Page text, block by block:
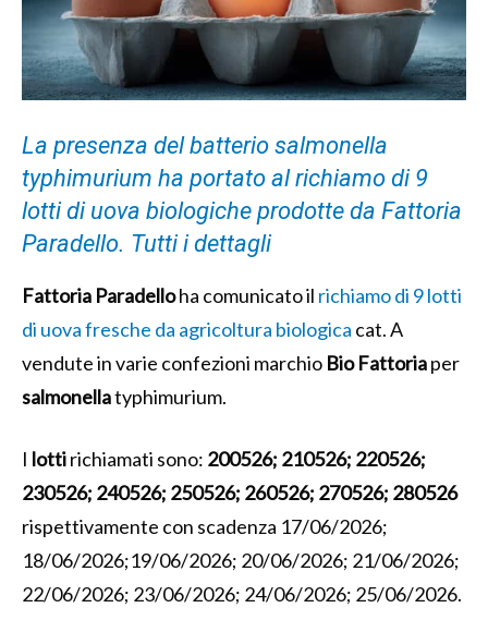
La presenza del batterio salmonella
typhimurium ha portato al richiamo di 9
lotti di uova biologiche prodotte da Fattoria
Paradello. Tutti i dettagli
Fattoria Paradelloha comunicato il richiamo di 9 lotti
di uova fresche da agricoltura biologica cat. A
vendute in varie confezioni marchio Bio Fattoriaper
salmonellatyphimurium.
I lottirichiamati sono: 200526; 210526; 220526;
230526; 240526; 250526; 260526; 270526; 280526
rispettivamente con scadenza 17/06/2026;
18/06/2026;19/06/2026; 20/06/2026; 21/06/2026;
22/06/2026; 23/06/2026; 24/06/2026; 25/06/2026.